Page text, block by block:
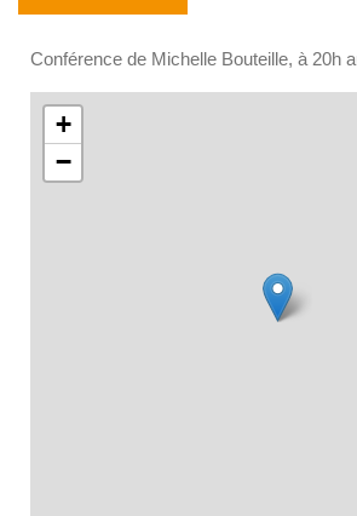
Conférence de Michelle Bouteille, à 20h
+
−